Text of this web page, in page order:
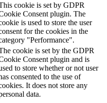
cookie is set by GDPR
Consent plugin. The
is used to store the user
for the cookies in the
"Performance".
cookie is set by the GDPR
Consent plugin and is
to store whether or not user
consented to the use of
It does not store any
data.